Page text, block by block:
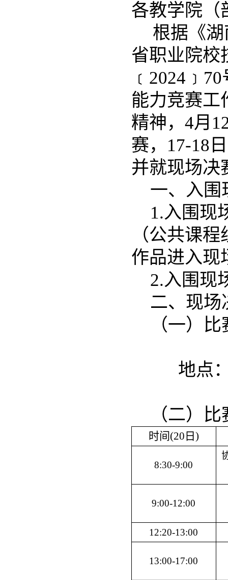
各教学院（
根据《
省职业院校
能力竞赛工
精神，4月
赛，17-18
并就现场决
一、入围
1.入围现
（公共课
作品进入现
2.入围现
二、现场
（一）
地点
（二）
时间(20日)
8:30-9:00
9:00-12:00
12:20-13:00
13:00-17:00